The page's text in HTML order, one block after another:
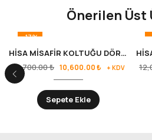
Önerilen Üst
-17%
HİSA MİSAFİR KOLTUĞU DÖRT AYAK
12,700.00₺ 10,600.00₺ + KDV
Sepete Ekle